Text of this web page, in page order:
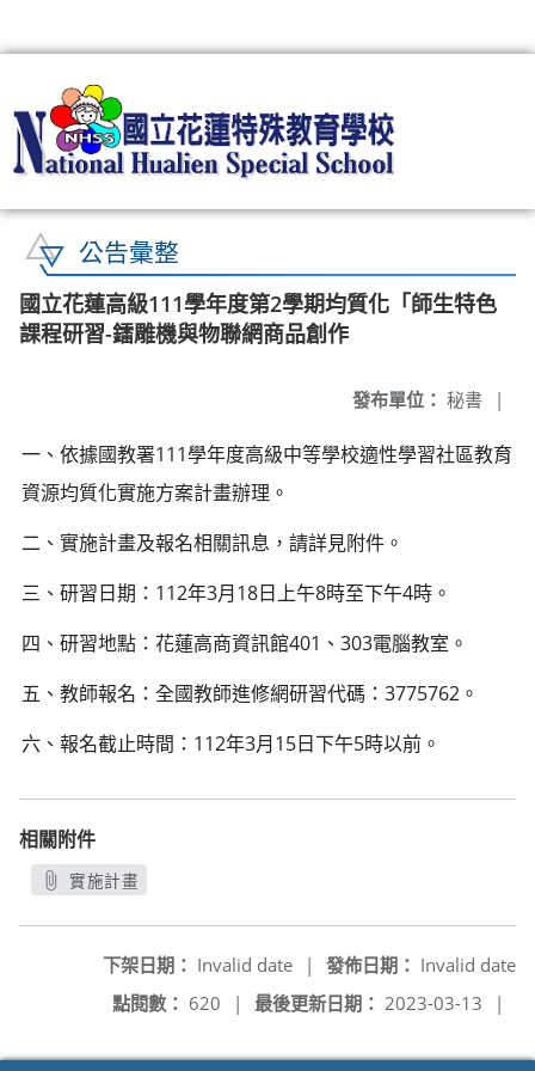
公告彙整
國立花蓮高級111學年度第2學期均質化「師生特色
課程研習-鐳雕機與物聯網商品創作
發布單位： 秘書 |
一、依據國教署111學年度高級中等學校適性學習社區教育
資源均質化實施方案計畫辦理。
二、實施計畫及報名相關訊息，請詳見附件。
三、研習日期：112年3月18日上午8時至下午4時。
四、研習地點：花蓮高商資訊館401、303電腦教室。
五、教師報名：全國教師進修網研習代碼：3775762。
六、報名截止時間：112年3月15日下午5時以前。
相關附件
實施計畫
發佈日期： Invalid date
下架日期： Invalid date
|
最後更新日期： 2023-03-13 |
點閱數： 620 |